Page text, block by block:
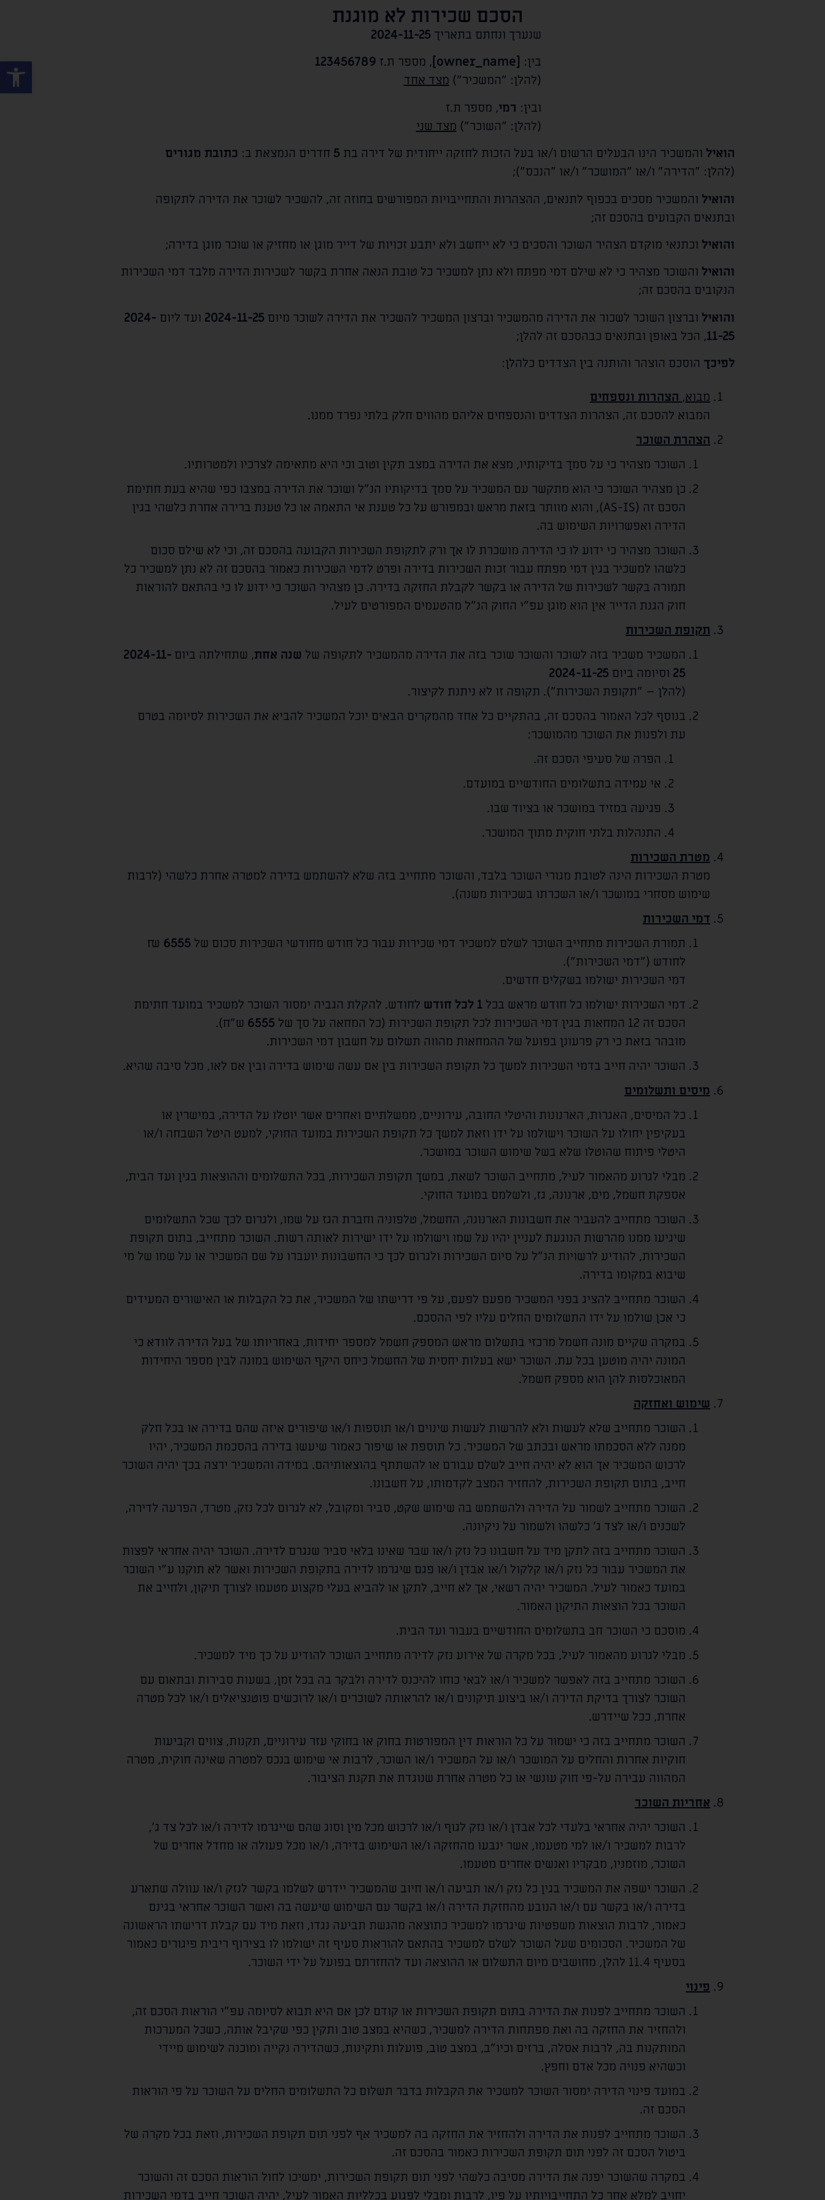
פתח
הסכם שכירות לא מוגנת
שנערך ונחתם בתאריך 2024-11-25
בין: [owner_name] , מספר ת.ז 123456789
(להלן: "המשכיר")מצד אחד
ובין: רמי, מספר ת.ז
(להלן: "השוכר") מצד שני
הואיל והמשכיר הינו הבעלים הרשום ו/או בעל הזכות לחזקה ייחודית של דירה בת 5 חדרים הנמצאת ב: כתובת מגורים
(להלן: "הדירה" ו/או "המושכר" ו/או "הנכס");
והואיל והמשכיר מסכים בכפוף לתנאים, ההצהרות והתחייבויות המפורשים בחוזה זה, להשכיר לשוכר את הדירה לתקופה
ובתנאים הקבועים בהסכם זה;
והואיל וכתנאי מוקדם הצהיר השוכר והסכים כי לא ייחשב ולא יתבע זכויות של דייר מוגן או מחזיק או שוכר מוגן בדירה;
והואיל והשוכר מצהיר כי לא שילם דמי מפתח ולא נתן למשכיר כל טובת הנאה אחרת בקשר לשכירות הדירה מלבד דמי השכירות
הנקובים בהסכם זה;
והואיל וברצון השוכר לשכור את הדירה מהמשכיר וברצון המשכיר להשכיר את הדירה לשוכר מיום 2024-11-25 ועד ליום 2024-
11-25, הכל באופן ובתנאים כבהסכם זה להלן;
לפיכך הוסכם הוצהר והותנה בין הצדדים כלהלן:
מבוא, הצהרות ונספחים
המבוא להסכם זה, הצהרות הצדדים והנספחים אליהם מהווים חלק בלתי נפרד ממנו.
הצהרת השוכר
השוכר מצהיר כי על סמך בדיקותיו, מצא את הדירה במצב תקין וטוב וכי היא מתאימה לצרכיו ולמטרותיו.
כן מצהיר השוכר כי הוא מתקשר עם המשכיר על סמך בדיקותיו הנ"ל ושוכר את הדירה במצבו כפי שהיא בעת חתימת
הסכם זה (AS-IS), והוא מוותר בזאת מראש ובמפורש על כל טענת אי התאמה או כל טענת ברירה אחרת כלשהי בגין
הדירה ואפשרויות השימוש בה.
השוכר מצהיר כי ידוע לו כי הדירה מושכרת לו אך ורק לתקופת השכירות הקבועה בהסכם זה, וכי לא שילם סכום
כלשהו למשכיר בגין דמי מפתח עבור זכות השכירות בדירה ופרט לדמי השכירות כאמור בהסכם זה לא נתן למשכיר כל
תמורה בקשר לשכירות של הדירה או בקשר לקבלת החזקה בדירה. כן מצהיר השוכר כי ידוע לו כי בהתאם להוראות
חוק הגנת הדייר אין הוא מוגן עפ"י החוק הנ"ל מהטעמים המפורטים לעיל.
תקופת השכירות
המשכיר משכיר בזה לשוכר והשוכר שוכר בזה את הדירה מהמשכיר לתקופה של שנה אחת, שתחילתה ביום 2024-11-
25 וסיומה ביום 2024-11-25
(להלן – "תקופת השכירות"). תקופה זו לא ניתנת לקיצור.
בנוסף לכל האמור בהסכם זה, בהתקיים כל אחד מהמקרים הבאים יוכל המשכיר להביא את השכירות לסיומה בטרם
עת ולפנות את השוכר מהמושכר:
הפרה של סעיפי הסכם זה.
אי עמידה בתשלומים החודשיים במועדם.
פגיעה במזיד במושכר או בציוד שבו.
התנהלות בלתי חוקית מתוך המושכר.
מטרת השכירות
מטרת השכירות הינה לטובת מגורי השוכר בלבד, והשוכר מתחייב בזה שלא להשתמש בדירה למטרה אחרת כלשהי (לרבות
שימוש מסחרי במושכר ו/או השכרתו בשכירות משנה).
דמי השכירות
תמורת השכירות מתחייב השוכר לשלם למשכיר דמי שכירות עבור כל חודש מחודשי השכירות סכום של 6555
₪
לחודש ("דמי השכירות").
דמי השכירות ישולמו בשקלים חדשים.
דמי השכירות ישולמו כל חודש מראש בכל 1 לכל חודש
לחודש. להקלת הגביה ימסור השוכר למשכיר במועד חתימת
הסכם זה 12 המחאות בגין דמי השכירות לכל תקופת השכירות (כל המחאה על סך של
6555 ש"ח).
מובהר בזאת כי רק פרעונן בפועל של ההמחאות מהווה תשלום על חשבון דמי השכירות.
השוכר יהיה חייב בדמי השכירות למשך כל תקופת השכירות בין אם עשה שימוש בדירה ובין אם לאו, מכל סיבה שהיא.
מיסים ותשלומים
כל המיסים, האגרות, הארנונות והיטלי החובה, עירוניים, ממשלתיים ואחרים אשר יוטלו על הדירה, במישרין או
בעקיפין יחולו על השוכר וישולמו על ידו וזאת למשך כל תקופת השכירות במועד החוקי, למעט היטל השבחה ו/או
היטלי פיתוח שהוטלו שלא בשל שימוש השוכר במושכר.
מבלי לגרוע מהאמור לעיל, מתחייב השוכר לשאת, במשך תקופת השכירות, בכל התשלומים וההוצאות בגין ועד הבית,
אספקת חשמל, מים, ארנונה, גז, ולשלמם במועד החוקי.
השוכר מתחייב להעביר את חשבונות הארנונה, החשמל, טלפוניה וחברת הגז על שמו, ולגרום לכך שכל התשלומים
שיגיעו ממנו מהרשות הנוגעת לעניין יהיו על שמו וישולמו על ידו ישירות לאותה רשות. השוכר מתחייב, בתום תקופת
השכירות, להודיע לרשויות הנ"ל על סיום השכירות ולגרום לכך כי החשבונות יועברו על שם המשכיר או על שמו של מי
שיבוא במקומו בדירה.
השוכר מתחייב להציג בפני המשכיר מפעם לפעם, על פי דרישתו של המשכיר, את כל הקבלות או האישורים המעידים
כי אכן שולמו על ידו התשלומים החלים עליו לפי ההסכם.
במקרה שקיים מונה חשמל מרכזי בתשלום מראש המספק חשמל למספר יחידות, באחריותו של בעל הדירה לוודא כי
המונה יהיה מוטען בכל עת. השוכר ישא בעלות יחסית של החשמל כיחס היקף השימוש במונה לבין מספר היחידות
המאוכלסות להן הוא מספק חשמל.
שימוש ואחזקה
השוכר מתחייב שלא לעשות ולא להרשות לעשות שינוים ו/או תוספות ו/או שיפורים איזה שהם בדירה או בכל חלק
ממנה ללא הסכמתו מראש ובכתב של המשכיר. כל תוספת או שיפור כאמור שיעשו בדירה בהסכמת המשכיר, יהיו
לרכוש המשכיר אך הוא לא יהיה חייב לשלם עבורם או להשתתף בהוצאותיהם. במידה והמשכיר ירצה בכך יהיה השוכר
חייב, בתום תקופת השכירות, להחזיר המצב לקדמותו, על חשבונו.
השוכר מתחייב לשמור על הדירה ולהשתמש בה שימוש שקט, סביר ומקובל, לא לגרום לכל נזק, מטרד, הפרעה לדירה,
לשכנים ו/או לצד ג' כלשהו ולשמור על ניקיונה.
השוכר מתחייב בזה לתקן מיד על חשבונו כל נזק ו/או שבר שאינו בלאי סביר שנגרם לדירה. השוכר יהיה אחראי לפצות
את המשכיר עבור כל נזק ו/או קלקול ו/או אבדן ו/או פגם שיגרמו לדירה בתקופת השכירות ואשר לא תוקנו ע"י השוכר
במועד כאמור לעיל. המשכיר יהיה רשאי, אך לא חייב, לתקן או להביא בעלי מקצוע מטעמו לצורך תיקון, ולחייב את
השוכר בכל הוצאות התיקון האמור.
מוסכם כי השוכר חב בתשלומים החודשיים בעבור ועד הבית.
מבלי לגרוע מהאמור לעיל, בכל מקרה של אירוע נזק לדירה מתחייב השוכר להודיע על כך מיד למשכיר.
השוכר מתחייב בזה לאפשר למשכיר ו/או לבאי כוחו להיכנס לדירה ולבקר בה בכל זמן, בשעות סבירות ובתאום עם
השוכר לצורך בדיקת הדירה ו/או ביצוע תיקונים ו/או להראותה לשוכרים ו/או לרוכשים פוטנציאלים ו/או לכל מטרה
אחרת, ככל שיידרש.
השוכר מתחייב בזה כי ישמור על כל הוראות דין המפורטות בחוק או בחוקי עזר עירוניים, תקנות, צווים וקביעות
חוקיות אחרות והחלים על המושכר ו/או על המשכיר ו/או השוכר, לרבות אי שימוש בנכס למטרה שאינה חוקית, מטרה
המהווה עבירה על-פי חוק עונשי או כל מטרה אחרת שנוגדת את תקנת הציבור.
אחריות השוכר
השוכר יהיה אחראי בלעדי לכל אבדן ו/או נזק לגוף ו/או לרכוש מכל מין וסוג שהם שייגרמו לדירה ו/או לכל צד ג',
לרבות למשכיר ו/או למי מטעמו, אשר ינבעו מהחזקה ו/או השימוש בדירה, ו/או מכל פעולה או מחדל אחרים של
השוכר, מוזמניו, מבקריו ואנשים אחרים מטעמו.
השוכר ישפה את המשכיר בגין כל נזק ו/או תביעה ו/או חיוב שהמשכיר יידרש לשלמו בקשר לנזק ו/או עוולה שתארע
בדירה ו/או בקשר עם ו/או הנובע מהחזקת הדירה ו/או בקשר עם השימוש שיעשה בה ואשר השוכר אחראי בגינם
כאמור, לרבות הוצאות משפטיות שיגרמו למשכיר כתוצאה מהגשת תביעה נגדו, וזאת מיד עם קבלת דרישתו הראשונה
של המשכיר. הסכומים שעל השוכר לשלם למשכיר בהתאם להוראות סעיף זה ישולמו לו בצירוף ריבית פיגורים כאמור
בסעיף 11.4 להלן, מחושבים מיום התשלום או ההוצאה ועד להחזרתם בפועל על ידי השוכר.
פינוי
השוכר מתחייב לפנות את הדירה בתום תקופת השכירות או קודם לכן אם היא תבוא לסיומה עפ"י הוראות הסכם זה,
ולהחזיר את החזקה בה ואת מפתחות הדירה למשכיר, כשהיא במצב טוב ותקין כפי שקיבל אותה, כשכל המערכות
המותקנות בה, לרבות אסלה, ברזים וכיו"ב, במצב טוב, פועלות ותקינות, כשהדירה נקייה ומוכנה לשימוש מיידי
וכשהיא פנויה מכל אדם וחפץ.
במועד פינוי הדירה ימסור השוכר למשכיר את הקבלות בדבר תשלום כל התשלומים החלים על השוכר על פי הוראות
הסכם זה.
השוכר מתחייב לפנות את הדירה ולהחזיר את החזקה בה למשכיר אף לפני תום תקופת השכירות, וזאת בכל מקרה של
ביטול הסכם זה לפני תום תקופת השכירות כאמור בהסכם זה.
במקרה שהשוכר יפנה את הדירה מסיבה כלשהי לפני תום תקופת השכירות, ימשיכו לחול הוראות הסכם זה והשוכר
יחויב למלא אחר כל התחייבויותיו על פיו, לרבות ומבלי לפגוע בכלליות האמור לעיל, יהיה השוכר חייב בדמי השכירות